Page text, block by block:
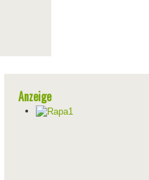
Anzeige